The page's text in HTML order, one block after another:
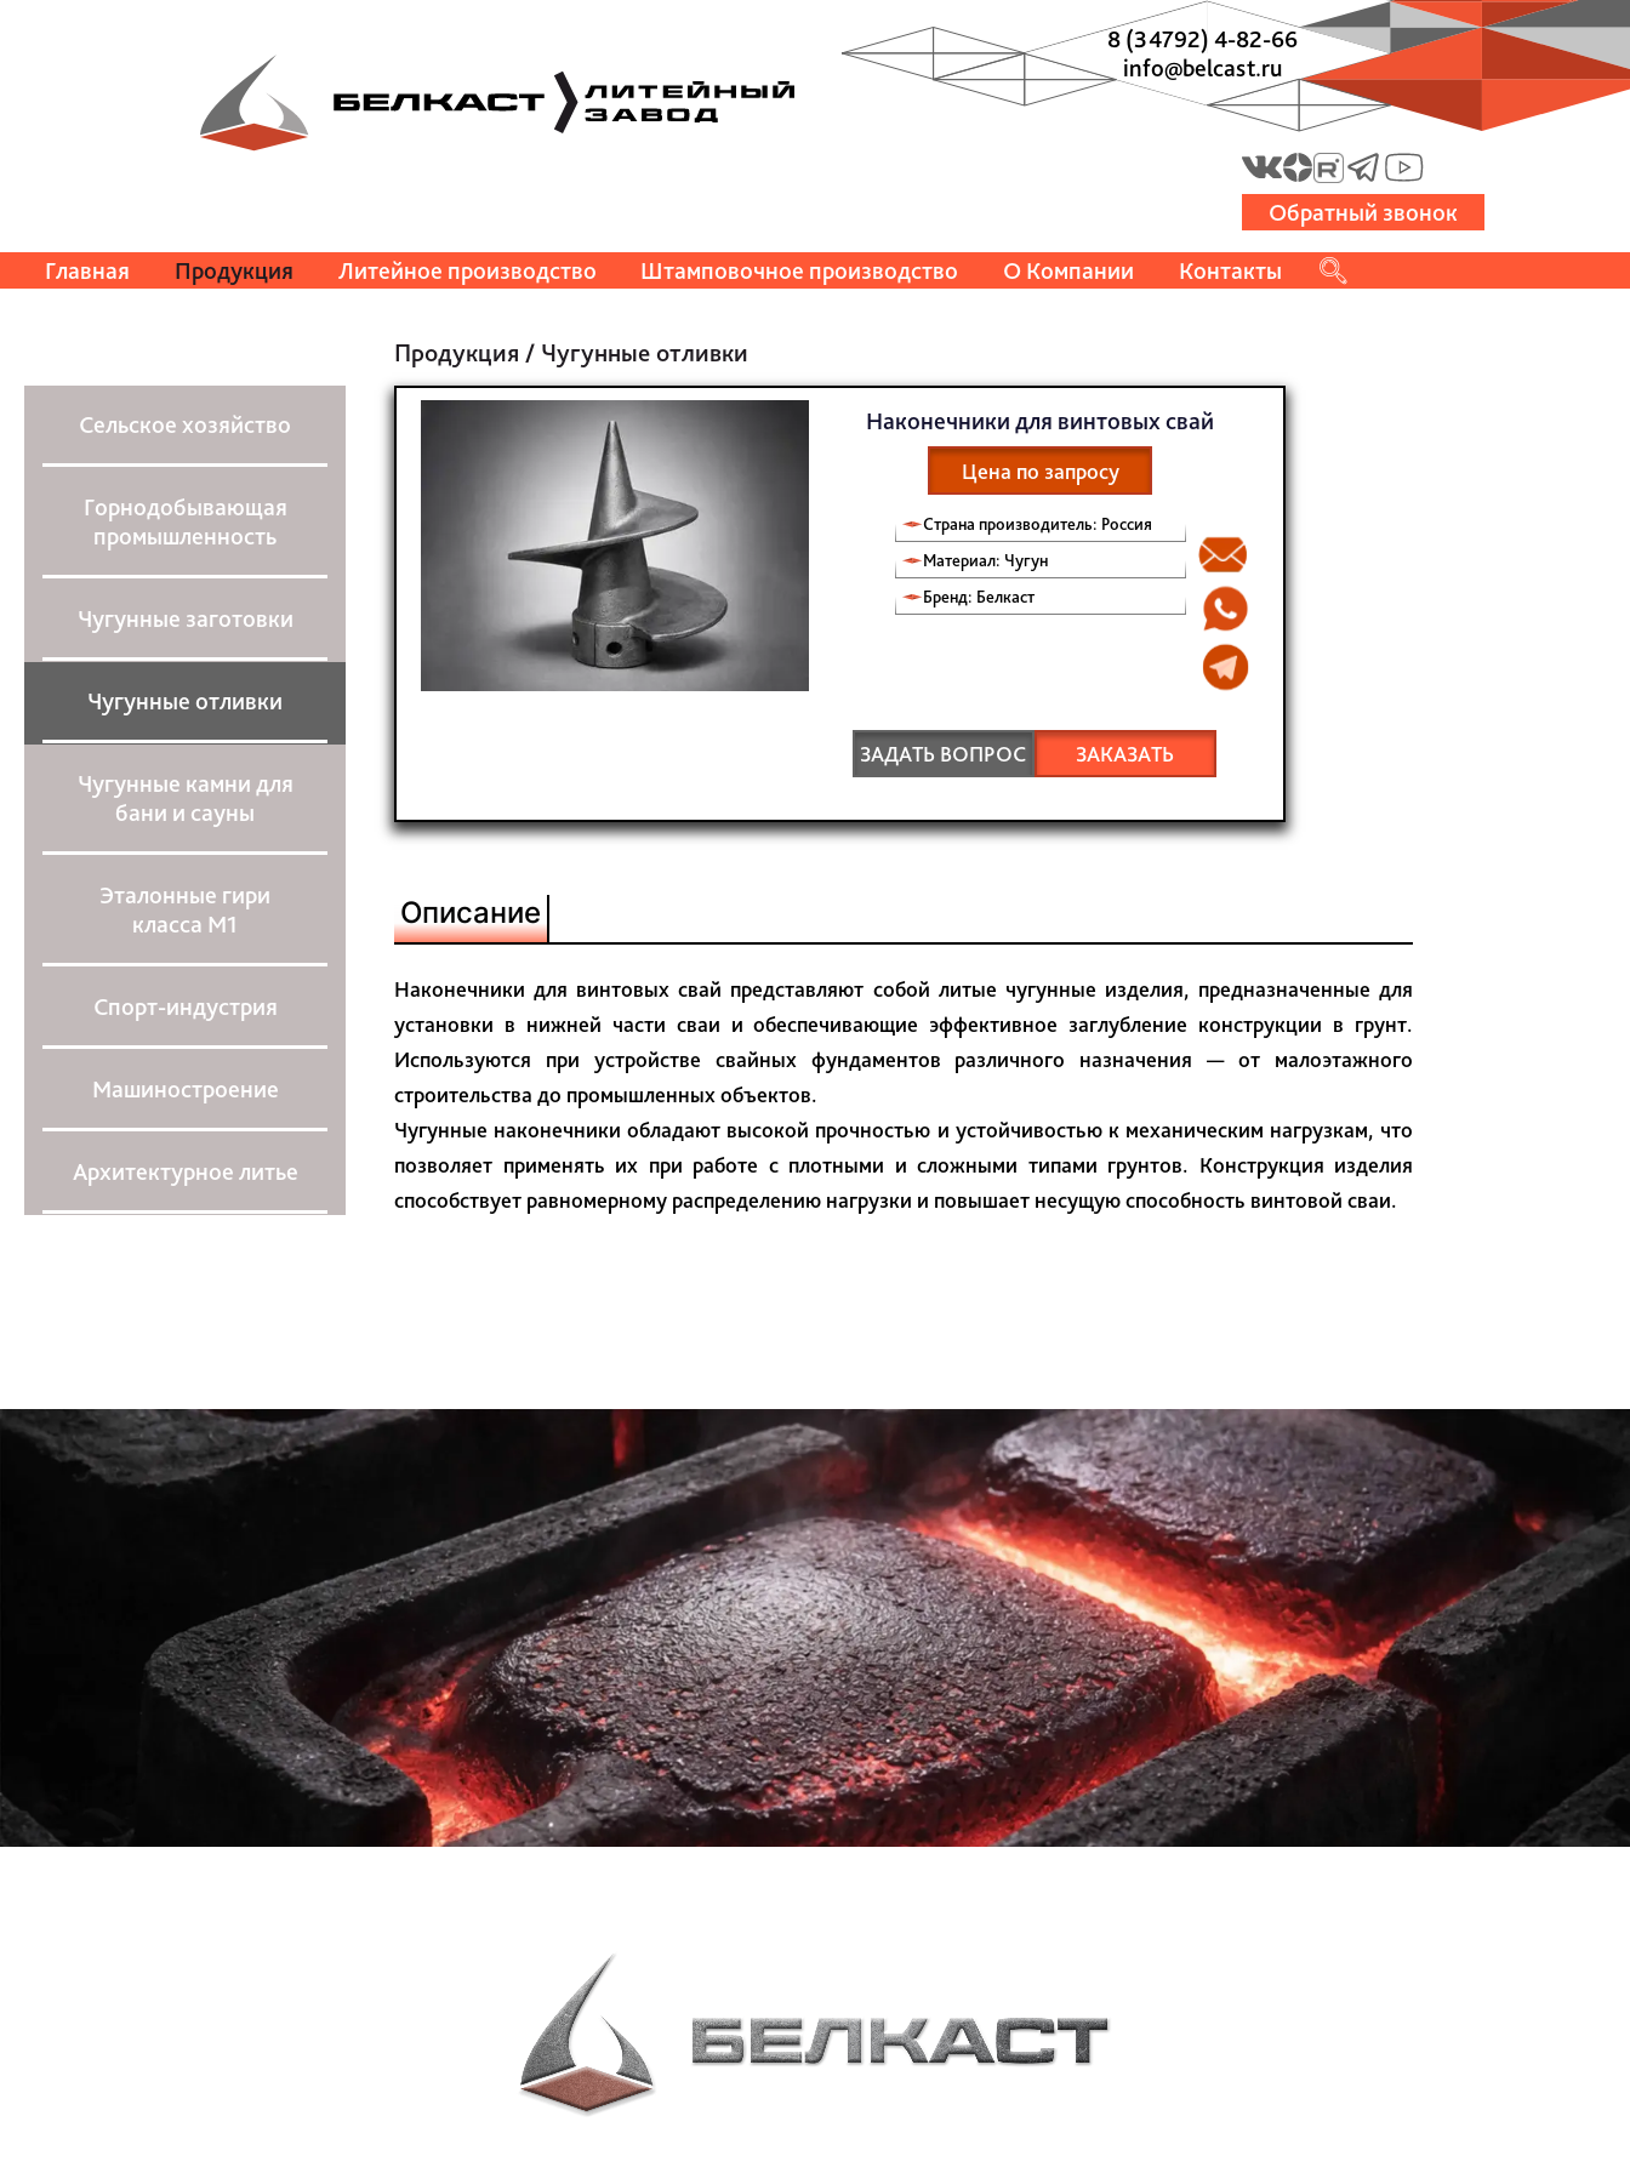
8 (34792) 4-82-66
info@belcast.ru
Обратный звонок
Главная
Продукция Литейное производство Штамповочное производство О Компании Контакты
Сельское хозяйство
Горнодобывающая
промышленность
Чугунные заготовки
Чугунные отливки
Чугунные камни для
бани и сауны
Эталонные гири
класса М1
Спорт-индустрия
Машиностроение
Архитектурное литье
Продукция / Чугунные отливки
Наконечники для винтовых свай
Цена по запросу
Страна производитель: Россия
Материал: Чугун
Бренд: Белкаст
ЗАДАТЬ ВОПРОС ЗАКАЗАТЬ
Описание
Наконечники для винтовых свай представляют собой литые чугунные изделия, предназначенные для
установки в нижней части сваи и обеспечивающие эффективное заглубление конструкции в грунт.
Используются при устройстве свайных фундаментов различного назначения — от малоэтажного
строительства до промышленных объектов.
Чугунные наконечники обладают высокой прочностью и устойчивостью к механическим нагрузкам, что
позволяет применять их при работе с плотными и сложными типами грунтов. Конструкция изделия
способствует равномерному распределению нагрузки и повышает несущую способность винтовой сваи.